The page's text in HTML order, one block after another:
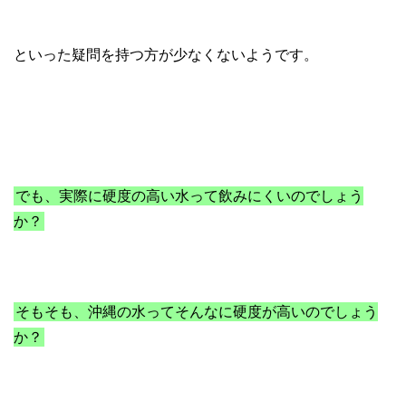
といった疑問を持つ方が少なくないようです。
でも、実際に硬度の高い水って飲みにくいのでしょう
か？
そもそも、沖縄の水ってそんなに硬度が高いのでしょう
か？